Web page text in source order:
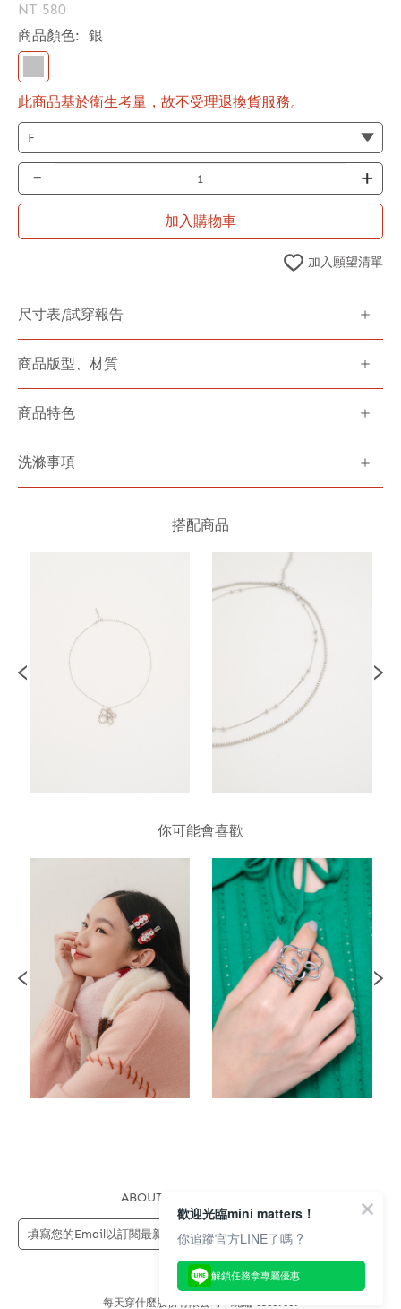
NT 580
商品顏色: 銀
此商品基於衛生考量，故不受理退換貨服務。
- +
加入購物車
加入願望清單
尺寸表/試穿報告
商品版型、材質
商品特色
洗滌事項
搭配商品
你可能會喜歡
ABOUT US
每天穿什麼股份有限公司 | 統編 83689089
歡迎光臨mini matters！
你追蹤官方LINE了嗎 ?
解鎖任務拿專屬優惠